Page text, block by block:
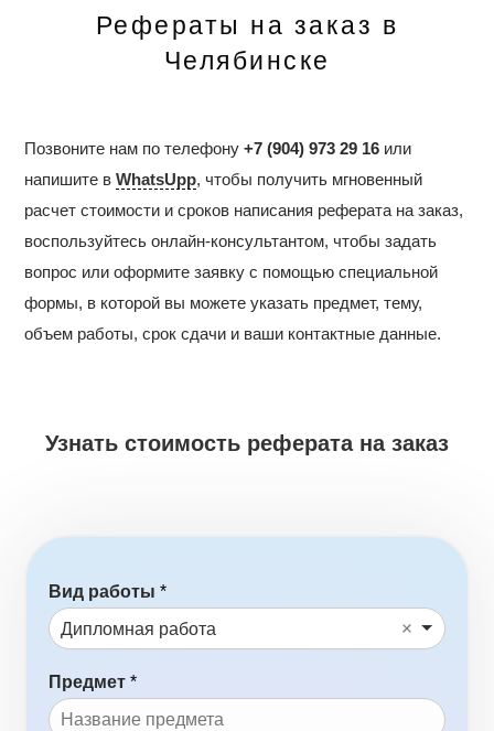
Рефераты на заказ в
Челябинске
Позвоните нам по телефону+7 (904) 973 29 16 или
напишите вWhatsUpp, чтобы получить мгновенный
расчет стоимости и сроков написания реферата на заказ,
воспользуйтесь онлайн-консультантом, чтобы задать
вопрос или оформите заявку с помощью специальной
формы, в которой вы можете указать предмет, тему,
объем работы, срок сдачи и ваши контактные данные.
Узнать стоимость реферата на заказ
Вид работы*
Дипломная работа
Предмет*